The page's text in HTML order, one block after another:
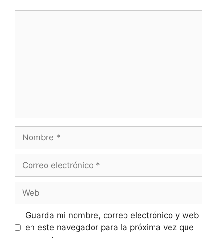
electrónico
Guarda mi nombre, correo electrónico y web
en este navegador para la próxima vez que